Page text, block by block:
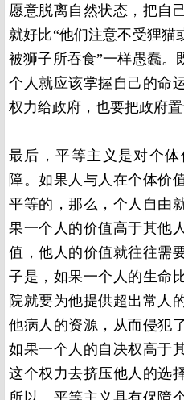
愿意脱离自然状态，把自
就好比“他们注意不受狸猫
被狮子所吞食”一样愚蠢。
个人就应该掌握自己的命
权力给政府，也要把政府置
最后，平等主义是对个
障。如果人与人在个体价
平等的，那么，个人自由
果一个人的价值高于其他
值，他人的价值就往往需
子是，如果一个人的生命
院就要为他提供超出常人
他病人的资源，从而侵犯
如果一个人的自决权高于
这个权力去挤压他人的选